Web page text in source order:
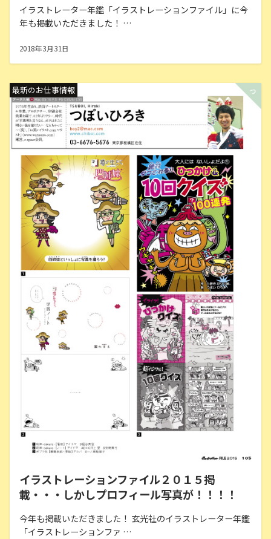
イラストレーター年鑑「イラストレーションファイル」に今
年も掲載いただきました！ …
2018年3月31日
最新のお仕事情報
イラストレーションファイル２０１５掲
載・・・しかしプロフィール写真が！！！！
今年も掲載いただきました！ 玄光社のイラストレーター年鑑
「イラストレーションファ …